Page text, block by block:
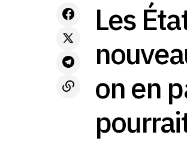
Les
on en